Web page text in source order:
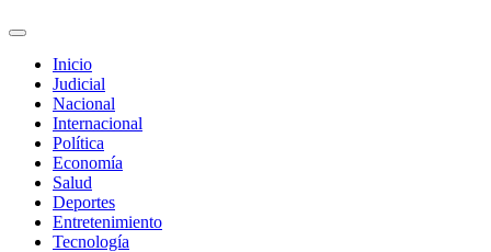
Inicio
Judicial
Nacional
Internacional
Política
Economía
Salud
Deportes
Entretenimiento
Tecnología